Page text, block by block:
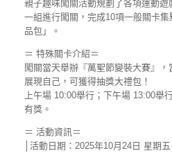
親子趣味闖關活動規劃了各項運動
一組進行闖關，完成10項一般關卡
品包」。
＝ 特殊關卡介紹＝
闖關當天舉辦『萬聖節變裝大賽』
展現自己，可獲得抽獎大禮包！
上午場 10:00舉行；下午場 13:00舉
有獎。
＝ 活動資訊＝
│活動日期：2025年10月24日 星期五